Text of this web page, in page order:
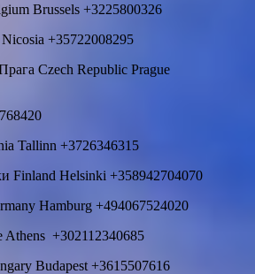
Brussels +3225800326
+35722008295
Czech Republic Prague
Tallinn +3726346315
Finland Helsinki +358942704070
Hamburg +494067524020
+302112340685
Budapest +3615507616